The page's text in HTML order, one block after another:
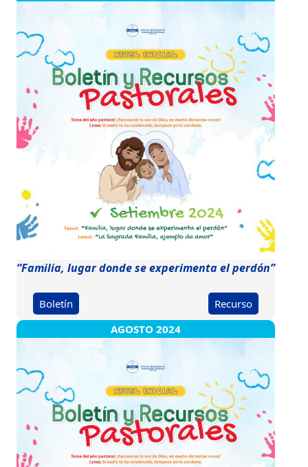
“Familia, lugar donde se experimenta el perdón”
Boletín
Recurso
AGOSTO 2024